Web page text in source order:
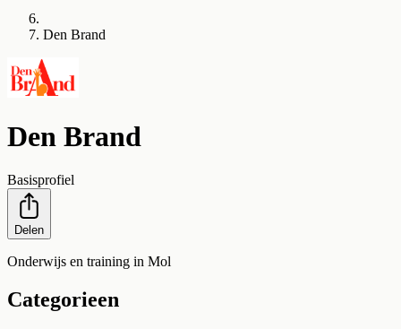
Den Brand
Den Brand
Basisprofiel
Delen
Onderwijs en training in Mol
Categorieen